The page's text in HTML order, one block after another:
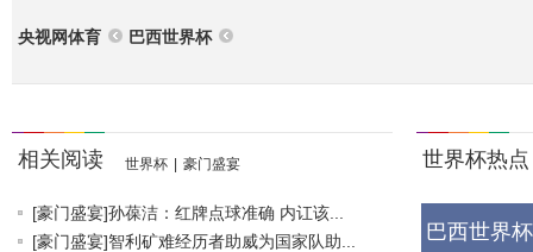
央视网体育 巴西世界杯
相关阅读 世界杯 豪门盛宴
[豪门盛宴]孙葆洁：红牌点球准确 内讧该...
[豪门盛宴]智利矿难经历者助威为国家队助...
世界杯热点
巴西世界